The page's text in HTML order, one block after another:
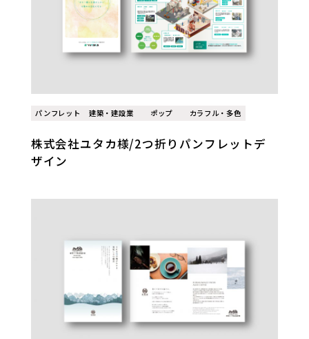
パンフレット 建築・建設業 ポップ カラフル・多色
株式会社ユタカ様/2つ折りパンフレットデ
ザイン